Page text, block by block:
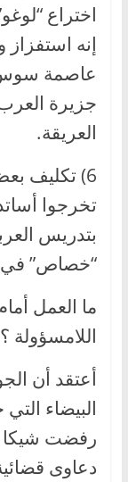
اختراع
إنه
عاصمة سوس
جزيرة العرب
العريقة.
6) تكليف
تخرجوا
بتدريس
“خصاص” في
ما العمل
اللامسؤولة ؟
أعتقد أن
البيضاء
رفضت شيكا
دعاوى